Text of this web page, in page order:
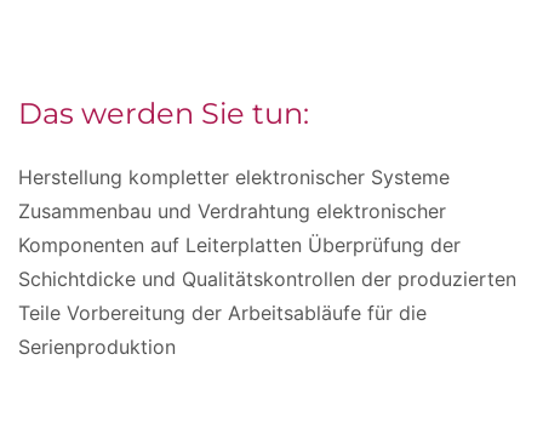
Das werden Sie tun:
Herstellung kompletter elektronischer Systeme
Zusammenbau und Verdrahtung elektronischer
Komponenten auf Leiterplatten Überprüfung der
Schichtdicke und Qualitätskontrollen der produzierten
Teile Vorbereitung der Arbeitsabläufe für die
Serienproduktion